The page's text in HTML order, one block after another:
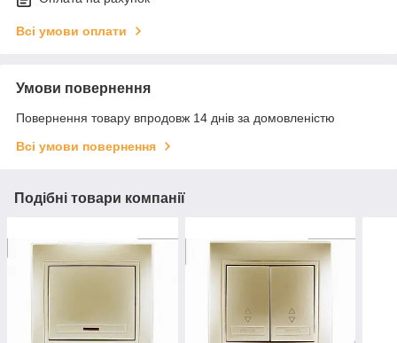
Всі умови оплати
Умови повернення
Повернення товару впродовж 14 днів за домовленістю
Всі умови повернення
Подібні товари компанії